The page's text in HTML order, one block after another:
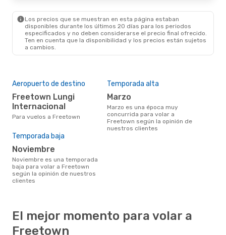
Los precios que se muestran en esta página estaban
disponibles durante los últimos 20 días para los periodos
especificados y no deben considerarse el precio final ofrecido.
Ten en cuenta que la disponibilidad y los precios están sujetos
a cambios.
Aeropuerto de destino
Freetown Lungi
Internacional
Para vuelos a Freetown
Temporada alta
marzo
marzo es una época muy
concurrida para volar a
Freetown según la opinión de
nuestros clientes
Temporada baja
noviembre
noviembre es una temporada
baja para volar a Freetown
según la opinión de nuestros
clientes
El mejor momento para volar a
Freetown